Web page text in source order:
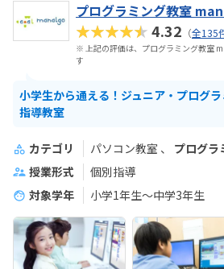
プログラミング教室
★★★★★4.32 （全135
※ 上記の評価は、プログラミング教室
す
小学生から通える！ジュニア・プログ
指導教室
カテゴリ パソコン教室
プログラ
授業形式
個別指導
対象学年
小学1年生～中学3年生